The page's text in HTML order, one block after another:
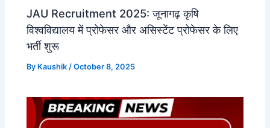
JAU Recruitment 2025: जूनागढ़ कृषि
विश्वविद्यालय में प्रोफेसर और असिस्टेंट प्रोफेसर के लिए
भर्ती शुरू
By Kaushik/October 8, 2025